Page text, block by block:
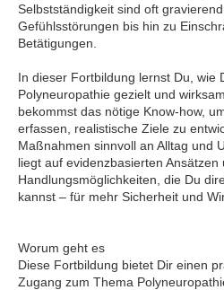
Selbstständigkeit sind oft
Gefühlsstörungen bis hin zu
Betätigungen.
In dieser Fortbildung lernst Du, wie
Polyneuropathie gezielt und
bekommst das nötige Know-how,
erfassen, realistische Ziele zu
Maßnahmen sinnvoll an Alltag und
liegt auf evidenzbasierten Ansätzen
Handlungsmöglichkeiten, die Du
kannst – für mehr Sicherheit und
Worum geht es
Diese Fortbildung bietet Dir einen
Zugang zum Thema